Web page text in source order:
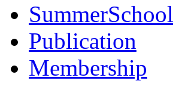
SummerSchool
Publication
Membership